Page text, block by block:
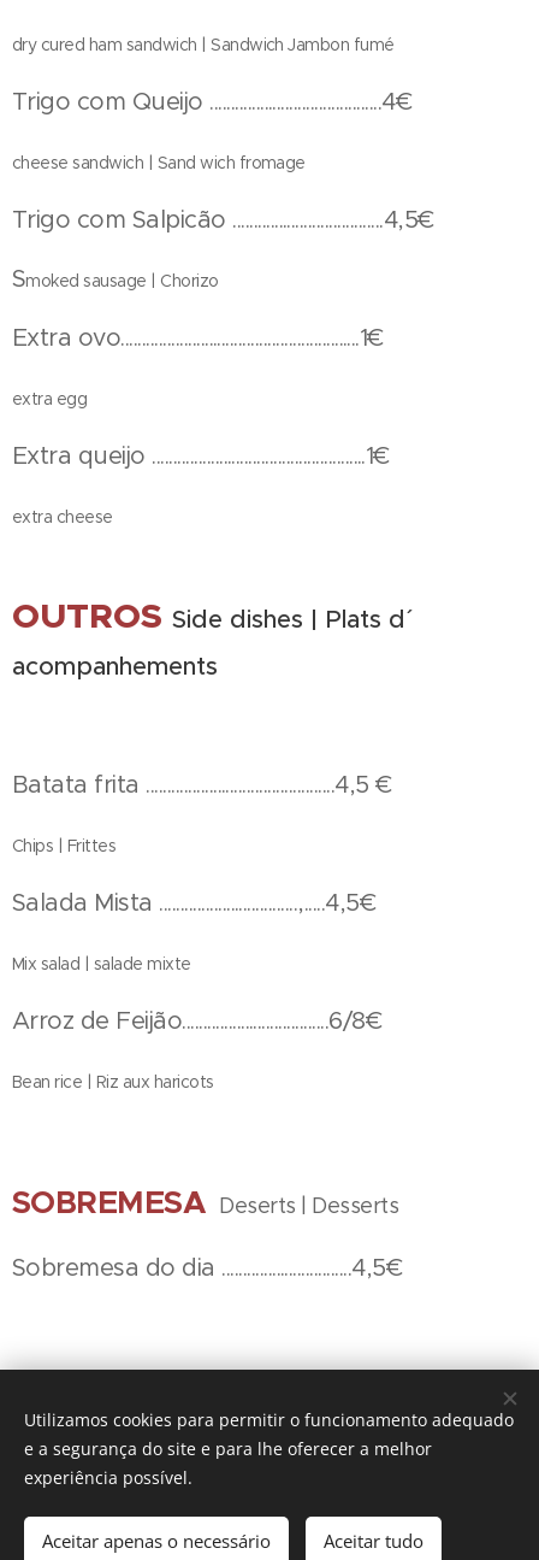
dry cured ham sandwich | Sandwich Jambon fumé
Trigo com Queijo .........................................4€
cheese sandwich | Sand wich fromage
Trigo com Salpicão ....................................4,5€
Smoked sausage | Chorizo
Extra ovo.........................................................1€
extra egg
Extra queijo ...................................................1€
extra cheese
OUTROS Side dishes | Plats d´
acompanhements
Batata frita .............................................4,5 €
Chips | Frittes
Salada Mista .................................,.....4,5€
Mix salad | salade mixte
Arroz de Feijão...................................6/8€
Bean rice | Riz aux haricots
SOBREMESA Deserts | Desserts
Sobremesa do dia ...............................4,5€
Taberna Memorias 2024 | Todos os direitos reservados
Cookies
Utilizamos cookies para permitir o funcionamento adequado
e a segurança do site e para lhe oferecer a melhor
experiência possível.
Aceitar apenas o necessário Aceitar tudo